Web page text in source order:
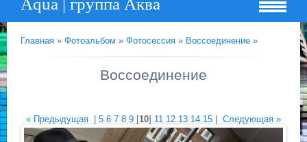
Aqua | группа Аква
Главная » Фотоальбом » Фотосессия » Воссоединение »
Воссоединение
« Предыдущая 5 6 7 8 9 [10] 11 12 13 14 15 Следующая »